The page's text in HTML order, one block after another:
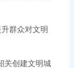
群众对文明
关创建文明城